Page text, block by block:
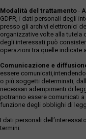
Modalità del trattamento -
GDPR, i dati personali degli
presso gli archivi elettronici
organizzative volte alla tutela
degli interessati può
operazioni tra quelle indicate
Comunicazione e
essere
o più soggetti determinati,
necessari adempimenti di
potranno essere comunicati
funzione degli obblighi di
I dati personali
termini: